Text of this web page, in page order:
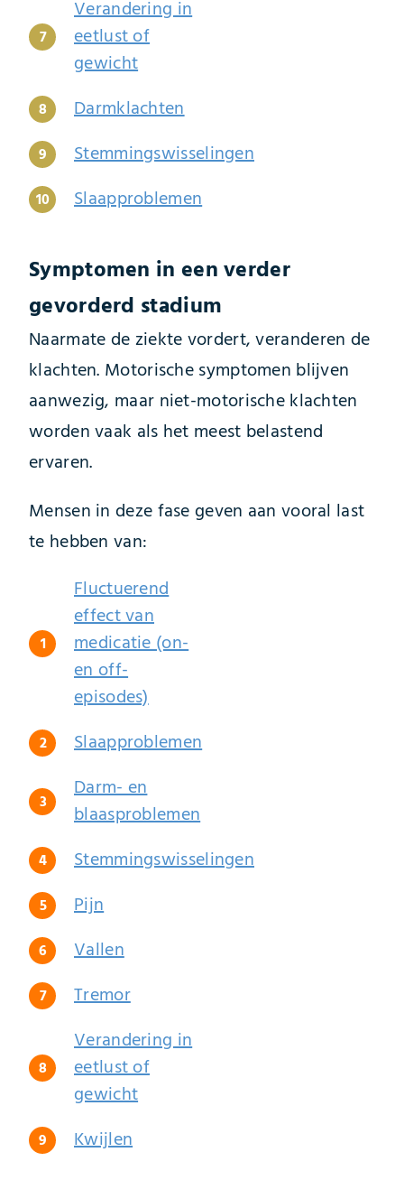
Verandering in
eetlust of
gewicht
Darmklachten
Stemmingswisselingen
Slaapproblemen
Symptomen in een verder
gevorderd stadium
Naarmate de ziekte vordert, veranderen de
klachten. Motorische symptomen blijven
aanwezig, maar niet-motorische klachten
worden vaak als het meest belastend
ervaren.
Mensen in deze fase geven aan vooral last
te hebben van:
Fluctuerend
effect van
medicatie (on-
en off-
episodes)
Slaapproblemen
Darm- en
blaasproblemen
Stemmingswisselingen
Pijn
Vallen
Tremor
Verandering in
eetlust of
gewicht
Kwijlen